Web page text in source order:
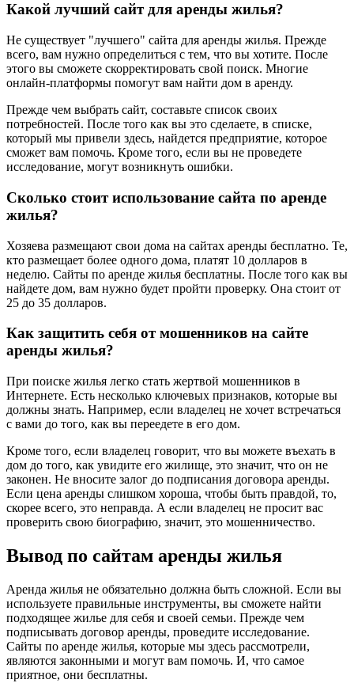
Какой лучший сайт для аренды жилья?
Не существует "лучшего" сайта для аренды жилья. Прежде
всего, вам нужно определиться с тем, что вы хотите. После
этого вы сможете скорректировать свой поиск. Многие
онлайн-платформы помогут вам найти дом в аренду.
Прежде чем выбрать сайт, составьте список своих
потребностей. После того как вы это сделаете, в списке,
который мы привели здесь, найдется предприятие, которое
сможет вам помочь. Кроме того, если вы не проведете
исследование, могут возникнуть ошибки.
Сколько стоит использование сайта по аренде
жилья?
Хозяева размещают свои дома на сайтах аренды бесплатно. Те,
кто размещает более одного дома, платят 10 долларов в
неделю. Сайты по аренде жилья бесплатны. После того как вы
найдете дом, вам нужно будет пройти проверку. Она стоит от
25 до 35 долларов.
Как защитить себя от мошенников на сайте
аренды жилья?
При поиске жилья легко стать жертвой мошенников в
Интернете. Есть несколько ключевых признаков, которые вы
должны знать. Например, если владелец не хочет встречаться
с вами до того, как вы переедете в его дом.
Кроме того, если владелец говорит, что вы можете въехать в
дом до того, как увидите его жилище, это значит, что он не
законен. Не вносите залог до подписания договора аренды.
Если цена аренды слишком хороша, чтобы быть правдой, то,
скорее всего, это неправда. А если владелец не просит вас
проверить свою биографию, значит, это мошенничество.
Вывод по сайтам аренды жилья
Аренда жилья не обязательно должна быть сложной. Если вы
используете правильные инструменты, вы сможете найти
подходящее жилье для себя и своей семьи. Прежде чем
подписывать договор аренды, проведите исследование.
Сайты по аренде жилья, которые мы здесь рассмотрели,
являются законными и могут вам помочь. И, что самое
приятное, они бесплатны.